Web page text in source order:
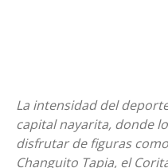
La intensidad del
capital nayarita, donde
disfrutar de figuras
Changuito Tapia, el